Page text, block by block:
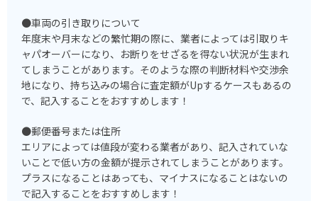
●車両の引き取りについて
年度末や月末などの繁忙期の際に、業者によっては引取りキ
ャパオーバーになり、お断りをせざるを得ない状況が生まれ
てしまうことがあります。そのような際の判断材料や交渉余
地になり、持ち込みの場合に査定額がUpするケースもあるの
で、記入することをおすすめします！
●郵便番号または住所
エリアによっては値段が変わる業者があり、記入されていな
いことで低い方の金額が提示されてしまうことがあります。
プラスになることはあっても、マイナスになることはないの
で記入することをおすすめします！